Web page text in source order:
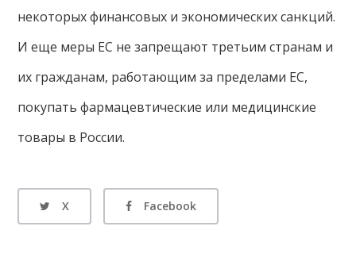
некоторых финансовых и экономических санкций.
И еще меры ЕС не запрещают третьим странам и
их гражданам, работающим за пределами ЕС,
покупать фармацевтические или медицинские
товары в России.
X Facebook